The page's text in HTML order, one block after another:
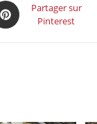
Partager sur
Pinterest